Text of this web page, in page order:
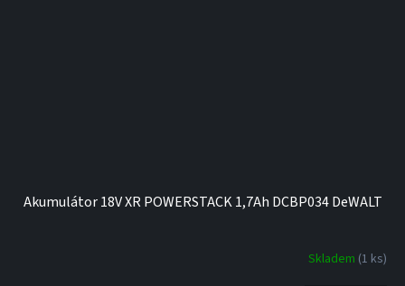
Akumulátor 18V XR POWERSTACK 1,7Ah DCBP034 DeWALT
Skladem (1 ks)